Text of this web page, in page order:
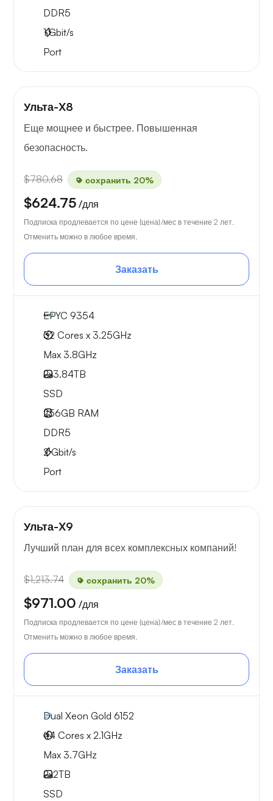
DDR5
1Gbit/s
Port
Ульта-X8
Еще мощнее и быстрее. Повышенная
безопасность.
$780.68 сохранить 20%
$624.75 /для
Подписка продлевается по цене {цена}/мес в течение 2 лет.
Отменить можно в любое время.
Заказать
EPYC 9354
32 Cores x 3.25GHz
Max 3.8GHz
2x3.84TB
SSD
256GB RAM
DDR5
2Gbit/s
Port
Ульта-X9
Лучший план для всех комплексных компаний!
$1,213.74 сохранить 20%
$971.00 /для
Подписка продлевается по цене {цена}/мес в течение 2 лет.
Отменить можно в любое время.
Заказать
Dual Xeon Gold 6152
44 Cores x 2.1GHz
Max 3.7GHz
2x2TB
SSD